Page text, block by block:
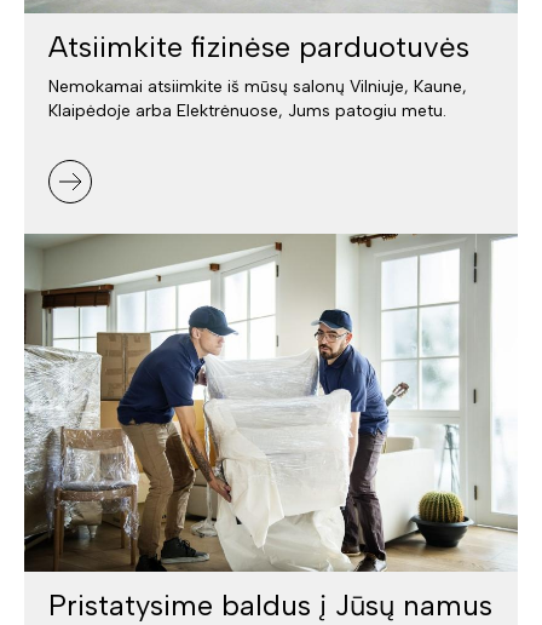
Atsiimkite fizinėse parduotuvės
Nemokamai atsiimkite iš mūsų salonų Vilniuje, Kaune,
Klaipėdoje arba Elektrėnuose, Jums patogiu metu.
Pristatysime baldus į Jūsų namus